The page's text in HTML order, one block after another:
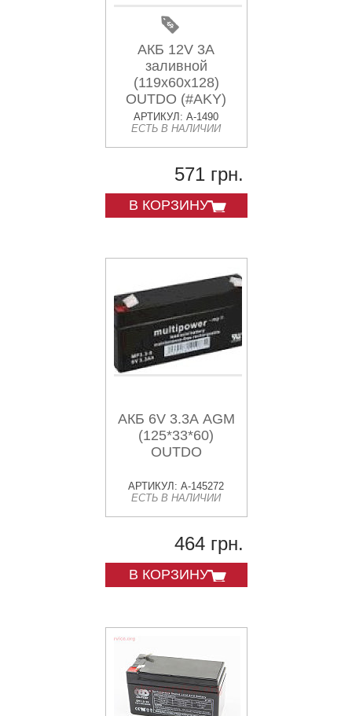
АКБ 12V 3А
заливной
(119x60x128)
OUTDO (#AKY)
АРТИКУЛ: A-1490
ЕСТЬ В НАЛИЧИИ
571 грн.
В КОРЗИНУ
АКБ 6V 3.3А AGM
(125*33*60)
OUTDO
АРТИКУЛ: A-145272
ЕСТЬ В НАЛИЧИИ
464 грн.
В КОРЗИНУ